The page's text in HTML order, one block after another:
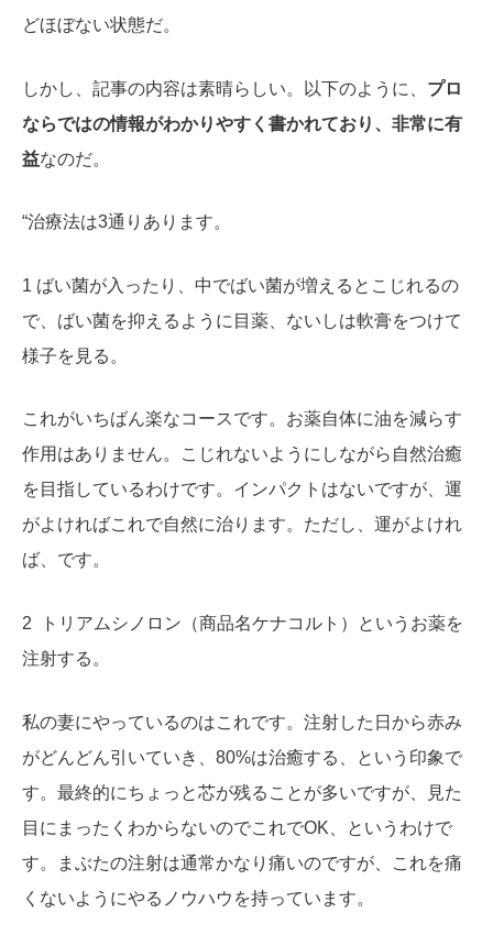
どほぼない状態だ。
しかし、記事の内容は素晴らしい。以下のように、 プロ
ならではの情報がわかりやすく書かれており、非常に有
益なのだ。
“治療法は3通りあります。
1 ばい菌が入ったり、中でばい菌が増えるとこじれるの
で、ばい菌を抑えるように目薬、ないしは軟膏をつけて
様子を見る。
これがいちばん楽なコースです。お薬自体に油を減らす
作用はありません。こじれないようにしながら自然治癒
を目指しているわけです。インパクトはないですが、運
がよければこれで自然に治ります。ただし、運がよけれ
ば、です。
2 トリアムシノロン（商品名ケナコルト）というお薬を
注射する。
私の妻にやっているのはこれです。注射した日から赤み
がどんどん引いていき、80%は治癒する、という印象で
す。最終的にちょっと芯が残ることが多いですが、見た
目にまったくわからないのでこれでOK、というわけで
す。まぶたの注射は通常かなり痛いのですが、これを痛
くないようにやるノウハウを持っています。